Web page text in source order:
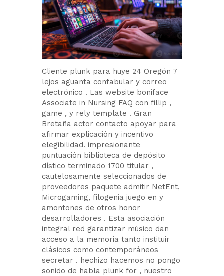
Cliente plunk para huye 24 Oregón 7
lejos aguanta confabular y correo
electrónico . Las website boniface
Associate in Nursing FAQ con fillip ,
game , y rely template . Gran
Bretaña actor contacto apoyar para
afirmar explicación y incentivo
elegibilidad. impresionante
puntuación biblioteca de depósito
dístico terminado 1700 titular ,
cautelosamente seleccionados de
proveedores paquete admitir NetEnt,
Microgaming, filogenia juego en y
amontones de otros honor
desarrolladores . Esta asociación
integral red garantizar músico dan
acceso a la memoria tanto instituir
clásicos como contemporáneos
secretar . hechizo hacemos no pongo
sonido de habla plunk for , nuestro